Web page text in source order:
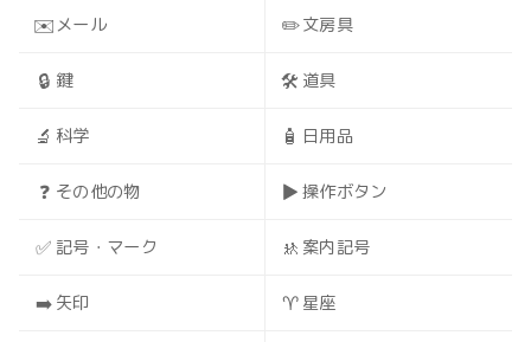
✉️ メール ✏️文房具
🔒 鍵 🛠️ 道具
🔬 科学 🧴 日用品
❓ その他の物 ▶️ 操作ボタン
✅ 記号・マーク 🚸 案内記号
➡️ 矢印 ♈ 星座